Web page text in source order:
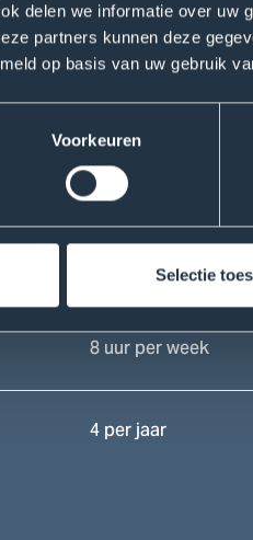
delen we informatie over uw
partners kunnen deze
op basis van uw gebruik
Voorkeuren
Selectie
2 jaar
September
Iedere dinsdag
10 tot 12 uur per
8 uur per week
4 per jaar